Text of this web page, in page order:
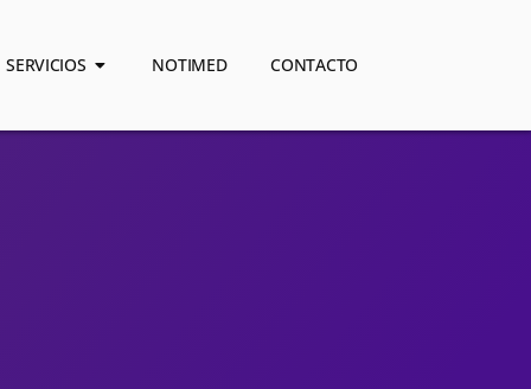
SERVICIOS NOTIMED CONTACTO